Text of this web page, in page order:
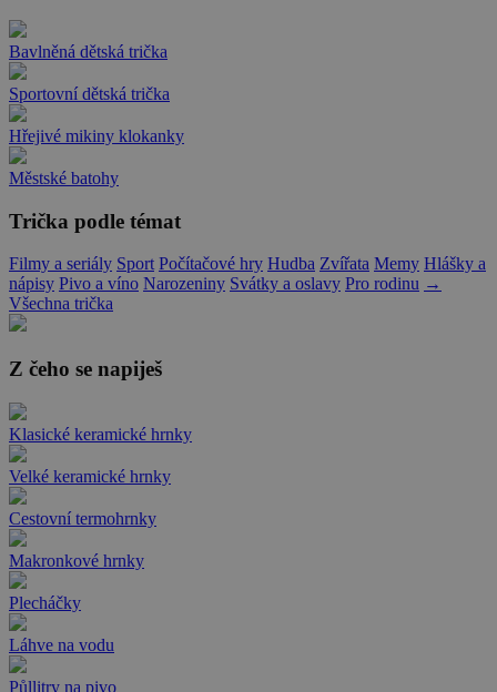
Bavlněná dětská trička
Sportovní dětská trička
Hřejivé mikiny klokanky
Městské batohy
Trička podle témat
Filmy a seriály Sport Počítačové hry Hudba Zvířata Memy Hlášky a
nápisy Pivo a víno Narozeniny Svátky a oslavy Pro rodinu →
Všechna trička
Z čeho se napiješ
Klasické keramické hrnky
Velké keramické hrnky
Cestovní termohrnky
Makronkové hrnky
Plecháčky
Láhve na vodu
Půllitry na pivo